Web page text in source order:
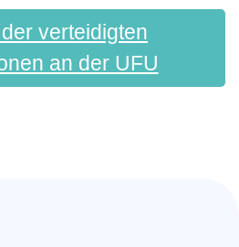
verteidigten
an der UFU